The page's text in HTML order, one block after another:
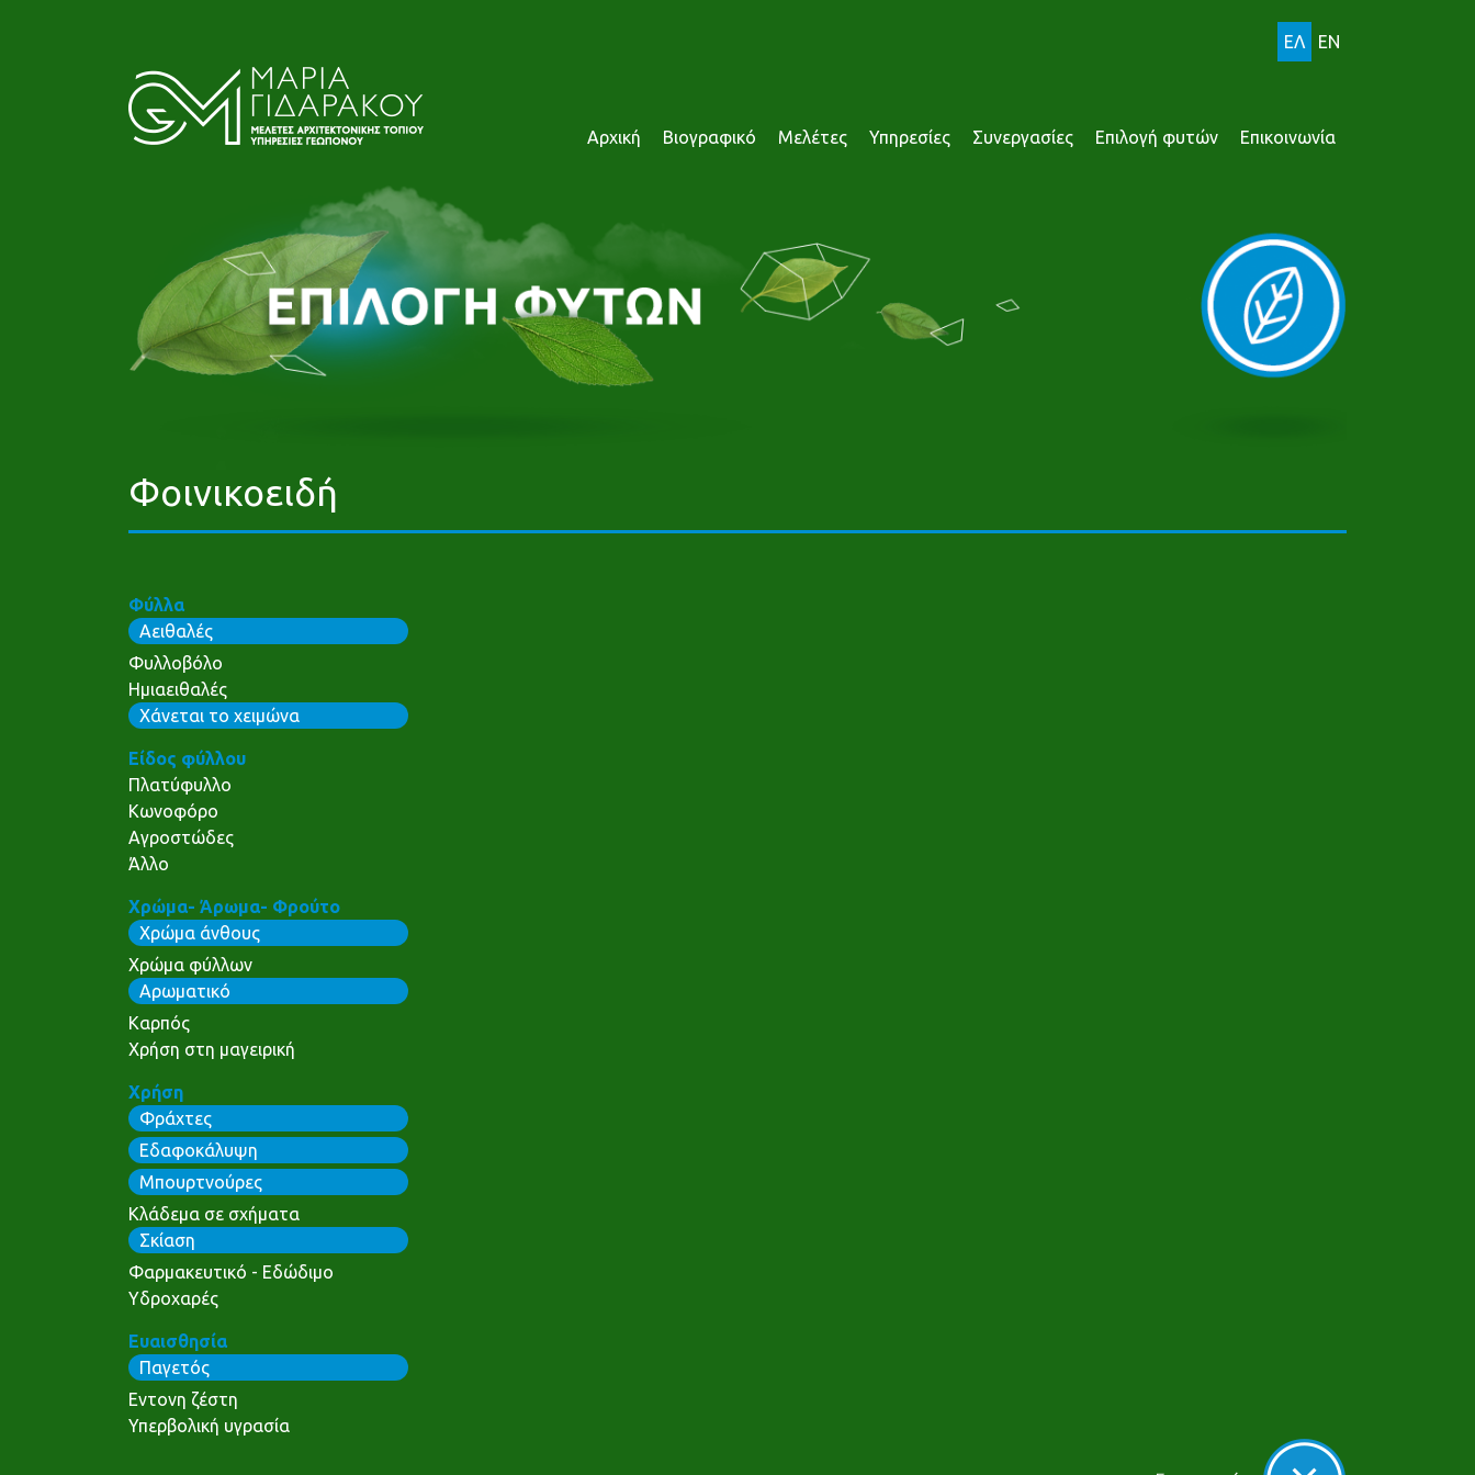
ΕΛ EN
Αρχική Βιογραφικό Μελέτες Υπηρεσίες Συνεργασίες Επιλογή φυτών Επικοινωνία
Φοινικοειδή
Φύλλα
Αειθαλές
Φυλλοβόλο
Ημιαειθαλές
Χάνεται το χειμώνα
Είδος φύλλου
Πλατύφυλλο
Κωνοφόρο
Αγροστώδες
Άλλο
Χρώμα- Άρωμα- Φρούτο
Χρώμα άνθους
Χρώμα φύλλων
Αρωματικό
Καρπός
Χρήση στη μαγειρική
Χρήση
Φράχτες
Εδαφοκάλυψη
Μπουρτνούρες
Κλάδεμα σε σχήματα
Σκίαση
Φαρμακευτικό - Εδώδιμο
Υδροχαρές
Ευαισθησία
Παγετός
Εντονη ζέστη
Υπερβολική υγρασία